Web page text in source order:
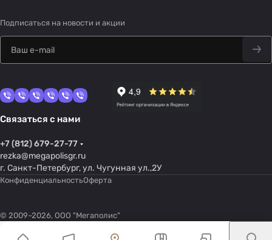
Подписаться на новости и акции
Связаться с нами
+7 (812) 679-27-77
rezka@megapolisgr.ru
г. Санкт-Петербург, ул. Чугунная ул.,2У
КонфиденциальностьОферта
© 2009–2026, ООО "Мегаполис"